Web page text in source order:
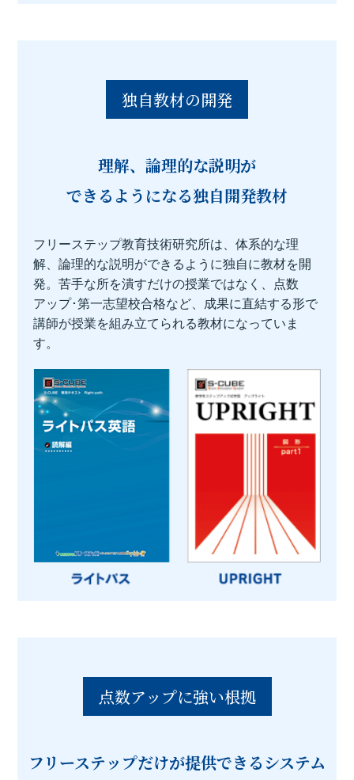
独自教材の開発
理解、論理的な説明が
できるようになる独自開発教材
フリーステップ教育技術研究所は、体系的な理
解、論理的な説明ができるように独自に教材を開
発。苦手な所を潰すだけの授業ではなく、点数
アップ･第一志望校合格など、成果に直結する形で
講師が授業を組み立てられる教材になっていま
す。
点数アップに強い根拠
フリーステップだけが提供できるシステム